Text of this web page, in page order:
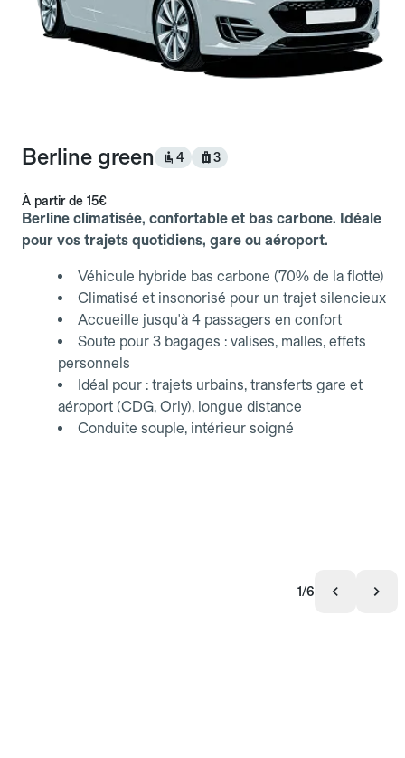
Berline green 4 3
À partir de 15€
Berline climatisée, confortable et bas carbone. Idéale
pour vos trajets quotidiens, gare ou aéroport.
Véhicule hybride bas carbone (70% de la flotte)
Climatisé et insonorisé pour un trajet silencieux
Accueille jusqu'à 4 passagers en confort
Soute pour 3 bagages : valises, malles, effets
personnels
Idéal pour : trajets urbains, transferts gare et
aéroport (CDG, Orly), longue distance
Conduite souple, intérieur soigné
1/6